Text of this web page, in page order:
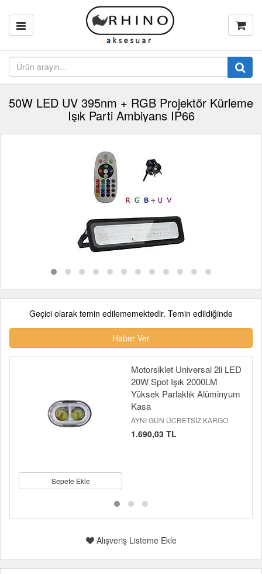
50W LED UV 395nm + RGB Projektör Kürleme
Işık Parti Ambiyans IP66
Geçici olarak temin edilememektedir. Temin edildiğinde
Haber Ver
Sepete Ekle
Motorsiklet Universal 2li LED
20W Spot Işık 2000LM
Yüksek Parlaklık Alüminyum
Kasa
AYNI GÜN ÜCRETSİZ KARGO
1.690,03 TL
Alışveriş Listeme Ekle